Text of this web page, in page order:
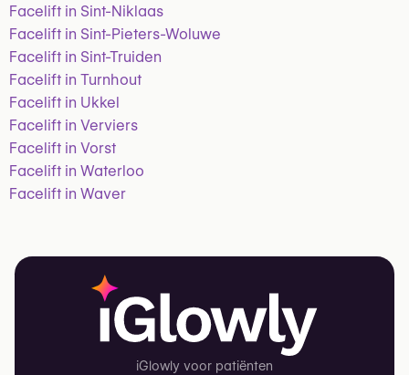
Facelift in Sint-Niklaas
Facelift in Sint-Pieters-Woluwe
Facelift in Sint-Truiden
Facelift in Turnhout
Facelift in Ukkel
Facelift in Verviers
Facelift in Vorst
Facelift in Waterloo
Facelift in Waver
iGlowly voor patiënten